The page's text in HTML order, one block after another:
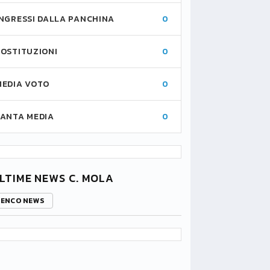
DALLA PANCHINA 0
0
VOTO 0
MEDIA 0
NEWS C. MOLA
NEWS